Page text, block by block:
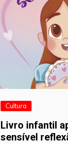
Cultura
Livro infantil
sensível